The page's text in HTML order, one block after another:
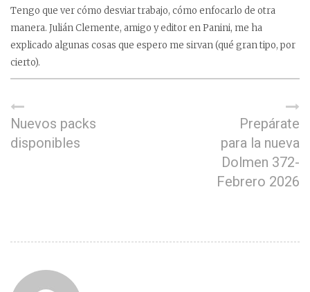
Tengo que ver cómo desviar trabajo, cómo enfocarlo de otra
manera. Julián Clemente, amigo y editor en Panini, me ha
explicado algunas cosas que espero me sirvan (qué gran tipo, por
cierto).
Nuevos packs
disponibles
Prepárate
para la nueva
Dolmen 372-
Febrero 2026